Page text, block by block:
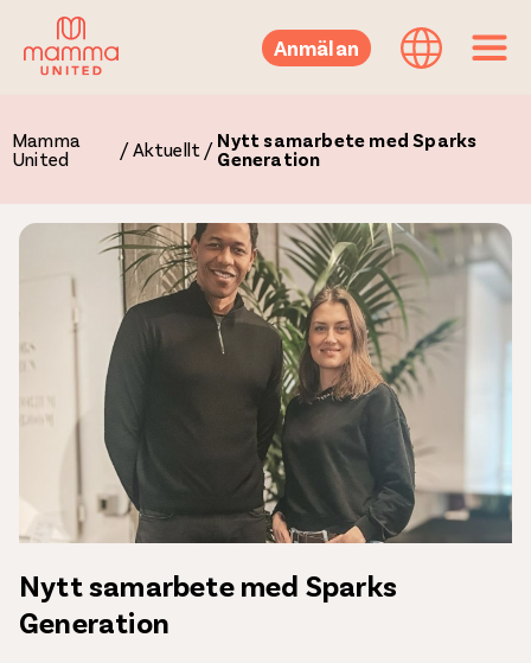
Anmälan
Mamma
United
/ Aktuellt / Nytt samarbete med Sparks
Generation
Nytt samarbete med Sparks
Generation